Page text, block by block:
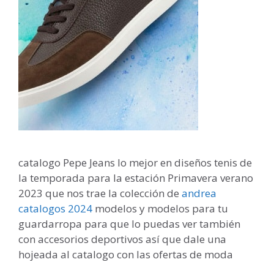
catalogo Pepe Jeans lo mejor en diseños tenis de
la temporada para la estación Primavera verano
2023 que nos trae la colección de andrea
catalogos 2024 modelos y modelos para tu
guardarropa para que lo puedas ver también
con accesorios deportivos así que dale una
hojeada al catalogo con las ofertas de moda